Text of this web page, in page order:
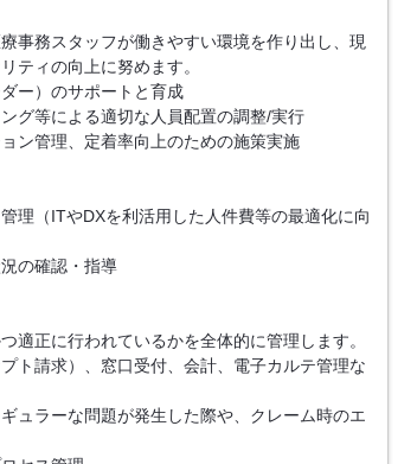
事務スタッフが働きやすい環境を作り出し、現
ティの向上に努めます。
ー）のサポートと育成
グ等による適切な人員配置の調整/実行
ン管理、定着率向上のための施策実施
理（ITやDXを利活用した人件費等の最適化に向
の確認・指導
適正に行われているかを全体的に管理します。
ト請求）、窓口受付、会計、電子カルテ管理な
ュラーな問題が発生した際や、クレーム時のエ